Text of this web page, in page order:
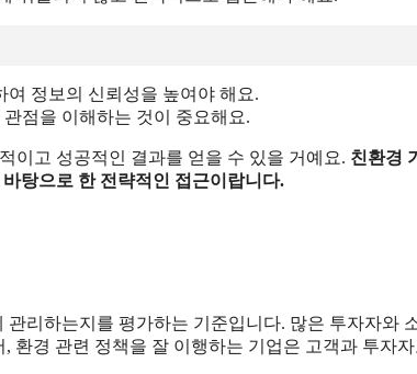
마나 책임을 다하고 있는지 확인하세요. 이는 장기
성장할 가능성이 높아요.
성장이 있을 수 있어요. 장기적인 관점에서 접근하
휘둘리지 않고 전략적으로 접근해야 해요.